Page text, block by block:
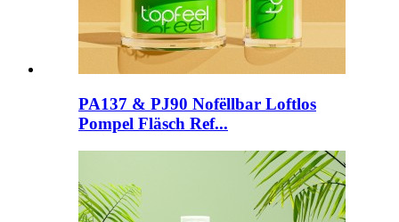
PA137 & PJ90 Nofëllbar Loftlos
Pompel Fläsch Ref...